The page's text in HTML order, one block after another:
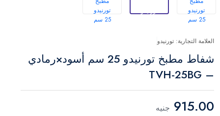
العلامة التجارية: تورنيدو
شفاط مطبخ تورنيدو 25 سم أسود×رمادي
– TVH-25BG
915.00 جنيه